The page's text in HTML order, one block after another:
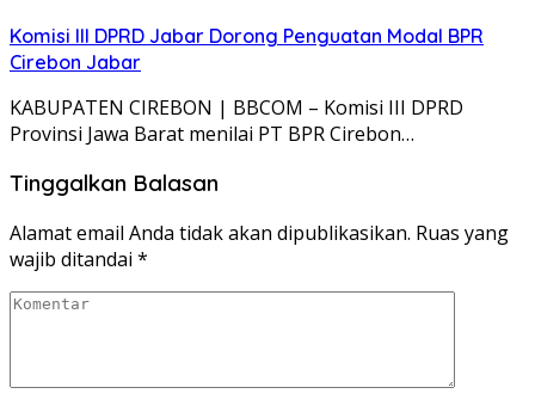
Komisi III DPRD Jabar Dorong Penguatan Modal BPR
Cirebon Jabar
KABUPATEN CIREBON | BBCOM – Komisi III DPRD
Provinsi Jawa Barat menilai PT BPR Cirebon…
Tinggalkan Balasan
Alamat email Anda tidak akan dipublikasikan. Ruas yang
wajib ditandai *